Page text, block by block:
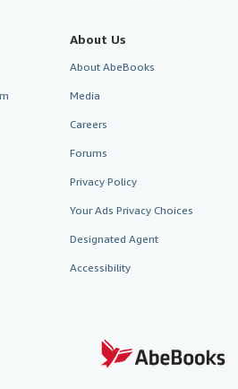
About Us
About AbeBooks
Media
Careers
Forums
Privacy Policy
Your Ads Privacy Choices
Designated Agent
Accessibility